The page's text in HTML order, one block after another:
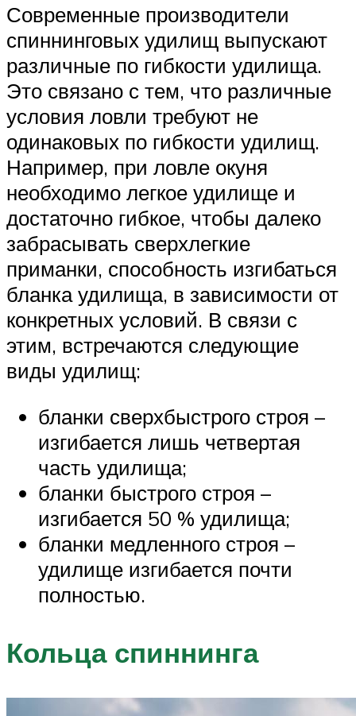
Современные производители
спиннинговых удилищ выпускают
различные по гибкости удилища.
Это связано с тем, что различные
условия ловли требуют не
одинаковых по гибкости удилищ.
Например, при ловле окуня
необходимо легкое удилище и
достаточно гибкое, чтобы далеко
забрасывать сверхлегкие
приманки, способность изгибаться
бланка удилища, в зависимости от
конкретных условий. В связи с
этим, встречаются следующие
виды удилищ:
бланки сверхбыстрого строя –
изгибается лишь четвертая
часть удилища;
бланки быстрого строя –
изгибается 50 % удилища;
бланки медленного строя –
удилище изгибается почти
полностью.
Кольца спиннинга